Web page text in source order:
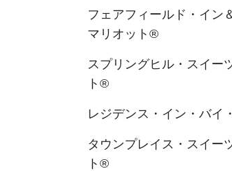
フェアフィールド・イン
マリオット®
スプリングヒル・スイー
ト®
レジデンス・イン・バイ
タウンプレイス・スイー
ト®